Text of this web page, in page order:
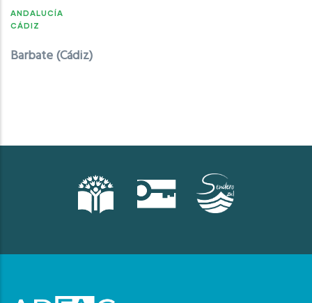
ANDALUCÍA
CÁDIZ
Barbate (Cádiz)